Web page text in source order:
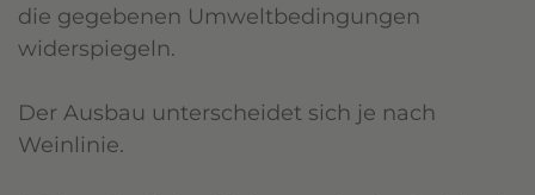
die gegebenen Umweltbedingungen
widerspiegeln.
Der Ausbau unterscheidet sich je nach
Weinlinie.